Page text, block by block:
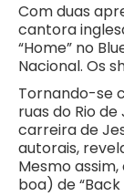
Com duas
cantora
“Home” no
Nacional. Os
Tornando-se
ruas do Rio
carreira de
autorais,
Mesmo
boa) de